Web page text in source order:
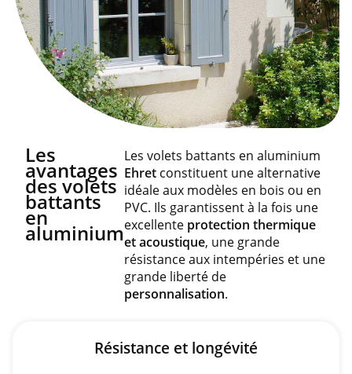
Les
avantages
des volets
battants
en
aluminium
Les volets battants en aluminium
Ehret constituent une alternative
idéale aux modèles en bois ou en
PVC. Ils garantissent à la fois une
excellente protection thermique
et acoustique, une grande
résistance aux intempéries et une
grande liberté de
personnalisation.
Résistance et longévité